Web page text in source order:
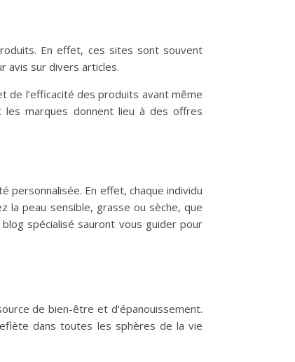
En effet, ces sites sont souvent
avis sur divers articles.
de l’efficacité des produits avant même
marques donnent lieu à des offres
personnalisée. En effet, chaque individu
la peau sensible, grasse ou sèche, que
spécialisé sauront vous guider pour
de bien-être et d’épanouissement.
dans toutes les sphères de la vie